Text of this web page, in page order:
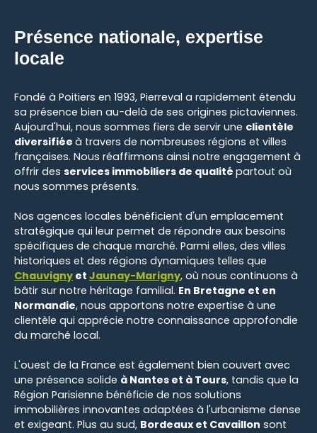
Présence nationale, expertise
locale
Fondé à Poitiers en 1993, Pierreval a rapidement étendu
sa présence bien au-delà de ses origines pictaviennes.
Aujourd'hui, nous sommes fiers de servir une clientèle
diversifiée à travers de nombreuses régions et villes
françaises. Nous réaffirmons ainsi notre engagement à
offrir des services immobiliers de qualité partout où
nous sommes présents.
Nos agences locales bénéficient d'un emplacement
stratégique qui leur permet de répondre aux besoins
spécifiques de chaque marché. Parmi elles, des villes
historiques et des régions dynamiques telles que
Chauvigny et Jaunay-Marigny, où nous continuons à
bâtir sur notre héritage familial. En Bretagne et en
Normandie, nous apportons notre expertise à une
clientèle qui apprécie notre connaissance approfondie
du marché local.
L'ouest de la France est également bien couvert avec
une présence solide à Nantes et à Tours, tandis que la
Région Parisienne bénéficie de nos solutions
immobilières innovantes adaptées à l'urbanisme dense
et exigeant. Plus au sud, Bordeaux et Cavaillon sont